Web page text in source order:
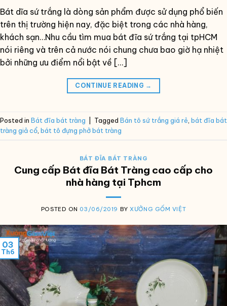
Bát dĩa sứ trắng là dòng sản phẩm được sử dụng phổ biến
trên thị trường hiện nay, đặc biệt trong các nhà hàng,
khách sạn…Nhu cầu tìm mua bát đĩa sứ trắng tại tpHCM
nói riêng và trên cả nước nói chung chưa bao giờ hạ nhiệt
bởi những ưu điểm nổi bật về […]
CONTINUE READING →
Posted in Bát đĩa bát tràng Tagged Bán tô sứ trắng giá rẻ bát đĩa bát
tràng giả cổ bát tô đựng phở bát tràng
BÁT ĐĨA BÁT TRÀNG
Cung cấp Bát đĩa Bát Tràng cao cấp cho
nhà hàng tại Tphcm
POSTED ON 03/06/2019 BY XƯỞNG GỐM VIỆT
03
Th6